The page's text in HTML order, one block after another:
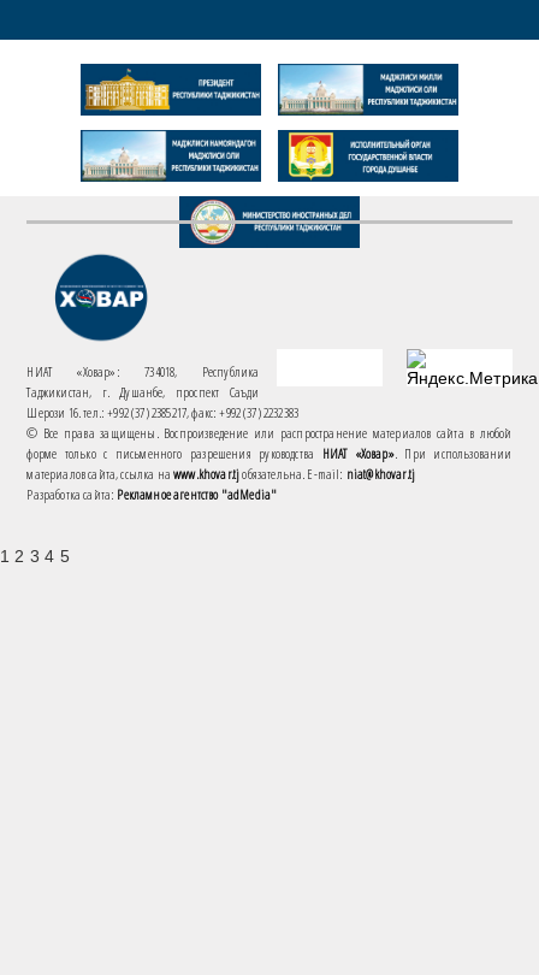
НИАТ «Ховар»: 734018, Республика
Таджикистан, г. Душанбе, проспект Саъди
Шерози 16. тел.: +992 (37) 2385217, факс: +992 (37) 2232383
© Все права защищены. Воспроизведение или распространение материалов сайта в любой
форме только с письменного разрешения руководства НИАТ «Ховар». При использовании
материалов сайта, ссылка наwww.khovar.tjобязательна. E-mail: niat@khovar.tj
Разработка сайта: Рекламное агентство "adMedia"
1 2 3 4 5